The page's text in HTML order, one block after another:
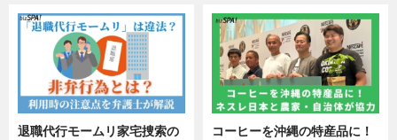
退職代行モームリ家宅捜索の
コーヒーを沖縄の特産品に！